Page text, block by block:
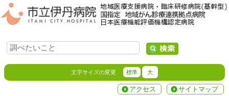
文字サイズの変更 標準 大
サイトマップ
アクセス